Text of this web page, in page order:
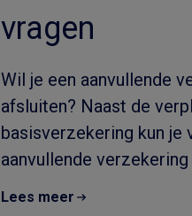
vragen
Wil je een aanvullende
afsluiten? Naast de
basisverzekering kun je
aanvullende
dus..
Lees meer